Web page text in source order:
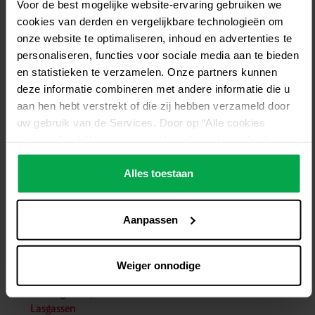
Voor de best mogelijke website-ervaring gebruiken we
cookies van derden en vergelijkbare technologieën om
onze website te optimaliseren, inhoud en advertenties te
personaliseren, functies voor sociale media aan te bieden
en statistieken te verzamelen. Onze partners kunnen
deze informatie combineren met andere informatie die u
aan hen hebt verstrekt of die zij hebben verzameld door
uw gebruik van de Services. Door op “Alle cookies
alle cookies, inclusief de gegevensverwerking en het
doorgeven ervan aan derden in overeenstemming met
onze gegevensbeschermingsverklaring. Dit omvat ook,
overeenstemming met artikel 49 (1) (a) AVG voor
gegevensverwerking buiten de EER, bijvoorbeeld in de
en inzet van dienstverleners, het hoge Europese niveau
worden gegarandeerd. Als gegevens naar de VS worden
Alles toestaan
Aanpassen
Weiger onnodige
51
Nikkel,
Argon W2,
Argon
Argon 5.0
Lasgassen